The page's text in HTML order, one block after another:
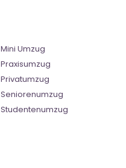
Mini Umzug
Praxisumzug
Privatumzug
Seniorenumzug
Studentenumzug